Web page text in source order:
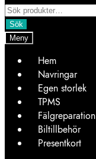
Products
search
Sök
Meny
Hem
Navringar
Egen storlek
TPMS
Fälgreparation
Biltillbehör
Presentkort